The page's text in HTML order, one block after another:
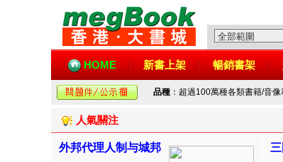
HOME 新書上架 暢銷書架
品種 ：超過100萬種各類書籍/音
人氣關注
外邦代理人制与城邦